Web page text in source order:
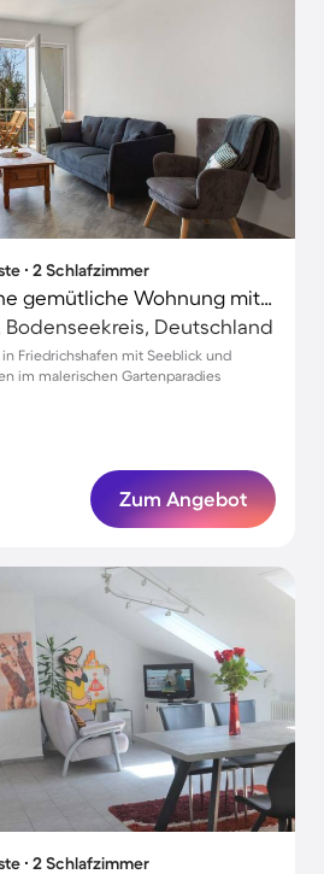
∙ 2 Schlafzimmer
Familienfreundliche gemütliche Wohnung mit Grill und Garten | Gartenblick
Deutschland
Friedrichshafen mit Seeblick und
im malerischen Gartenparadies
Zum Angebot
∙ 2 Schlafzimmer